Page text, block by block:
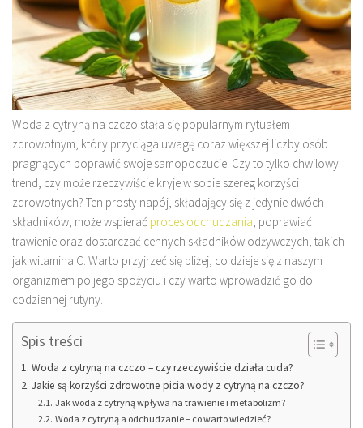
Woda z cytryną na czczo stała się popularnym rytuałem
zdrowotnym, który przyciąga uwagę coraz większej liczby osób
pragnących poprawić swoje samopoczucie. Czy to tylko chwilowy
trend, czy może rzeczywiście kryje w sobie szereg korzyści
zdrowotnych? Ten prosty napój, składający się z jedynie dwóch
składników, może wspierać proces odchudzania, poprawiać
trawienie oraz dostarczać cennych składników odżywczych, takich
jak witamina C. Warto przyjrzeć się bliżej, co dzieje się z naszym
organizmem po jego spożyciu i czy warto wprowadzić go do
codziennej rutyny.
Spis treści
Woda z cytryną na czczo – czy rzeczywiście działa cuda?
Jakie są korzyści zdrowotne picia wody z cytryną na czczo?
Jak woda z cytryną wpływa na trawienie i metabolizm?
Woda z cytryną a odchudzanie – co warto wiedzieć?